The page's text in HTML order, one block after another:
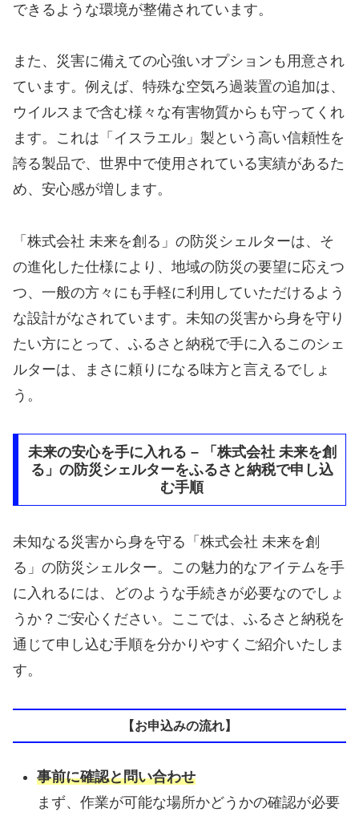
できるような環境が整備されています。
また、災害に備えての心強いオプションも用意され
ています。例えば、特殊な空気ろ過装置の追加は、
ウイルスまで含む様々な有害物質からも守ってくれ
ます。これは「イスラエル」製という高い信頼性を
誇る製品で、世界中で使用されている実績があるた
め、安心感が増します。
「株式会社 未来を創る」の防災シェルターは、そ
の進化した仕様により、地域の防災の要望に応えつ
つ、一般の方々にも手軽に利用していただけるよう
な設計がなされています。未知の災害から身を守り
たい方にとって、ふるさと納税で手に入るこのシェ
ルターは、まさに頼りになる味方と言えるでしょ
う。
未来の安心を手に入れる – 「株式会社 未来を創
る」の防災シェルターをふるさと納税で申し込
む手順
未知なる災害から身を守る「株式会社 未来を創
る」の防災シェルター。この魅力的なアイテムを手
に入れるには、どのような手続きが必要なのでしょ
うか？ご安心ください。ここでは、ふるさと納税を
通じて申し込む手順を分かりやすくご紹介いたしま
す。
【お申込みの流れ】
事前に確認と問い合わせ
まず、作業が可能な場所かどうかの確認が必要